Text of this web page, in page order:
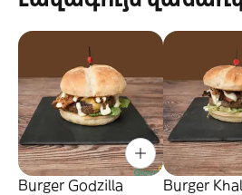
Burger Godzilla Burger